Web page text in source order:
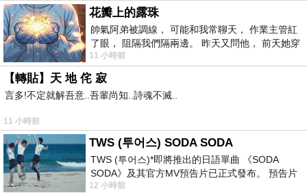
花瓣上的露珠
帥氣阿弟被調線， 可能和我常聊天， 作業主管紅
了眼， 阻隔我們隔兩邊。 昨天又問他， 前天她穿
什麼顏色衣服， 不經
11 小時前
【轉貼】天 地 侘 寂
言多!不定就解吾意..吾輩尚知..詩魂不滅..
11 小時前
TWS (투어스) SODA SODA
TWS (투어스)*即將推出的日語單曲 《SODA
SODA》及其官方MV預告片已正式發布。 預告片
一經發布， 就引發了粉絲們對這次夏季回
12 小時前